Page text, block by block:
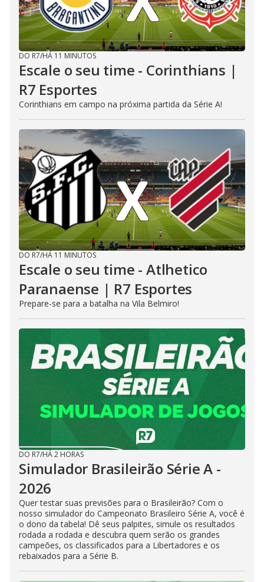
DO R7/HÁ 11 MINUTOS
Escale o seu time - Corinthians |
R7 Esportes
Corinthians em campo na próxima partida da Série A!
DO R7/HÁ 11 MINUTOS
Escale o seu time - Atlhetico
Paranaense | R7 Esportes
Prepare-se para a batalha na Vila Belmiro!
DO R7/HÁ 2 HORAS
Simulador Brasileirão Série A -
2026
Quer testar suas previsões para o Brasileirão? Com o
nosso simulador do Campeonato Brasileiro Série A, você é
o dono da tabela! Dê seus palpites, simule os resultados
rodada a rodada e descubra quem serão os grandes
campeões, os classificados para a Libertadores e os
rebaixados para a Série B.